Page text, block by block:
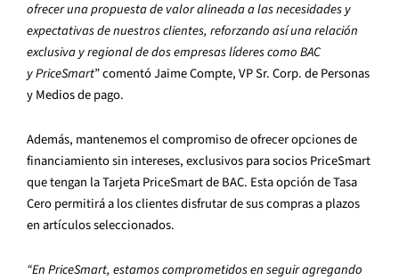
ofrecer una propuesta de valor alineada a las necesidades y
expectativas de nuestros clientes, reforzando así una relación
exclusiva y regional de dos empresas líderes como BAC
y PriceSmart” comentó Jaime Compte, VP Sr. Corp. de Personas
y Medios de pago.
Además, mantenemos el compromiso de ofrecer opciones de
financiamiento sin intereses, exclusivos para socios PriceSmart
que tengan la Tarjeta PriceSmart de BAC. Esta opción de Tasa
Cero permitirá a los clientes disfrutar de sus compras a plazos
en artículos seleccionados.
“En PriceSmart, estamos comprometidos en seguir agregando